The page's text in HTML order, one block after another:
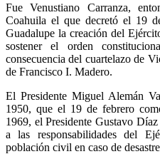
Fue Venustiano Carranza,
Coahuila el que decretó el 19
Guadalupe la creación del
sostener el orden
consecuencia del cuartelazo de
de Francisco I. Madero.
El Presidente Miguel Alemán
1950, que el 19 de febrero
1969, el Presidente Gustavo
a las responsabilidades del
población civil en caso de